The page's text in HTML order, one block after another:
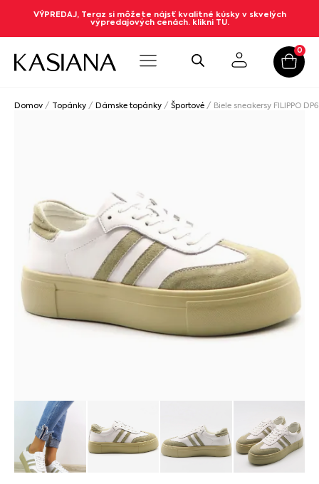
VÝPREDAJ, Teraz si môžete nájsť kvalitné kúsky v skvelých
výpredajových cenách. klikni TU.
0
Domov / Topánky / Dámske topánky / Športové / Biele sneakersy FILIPPO